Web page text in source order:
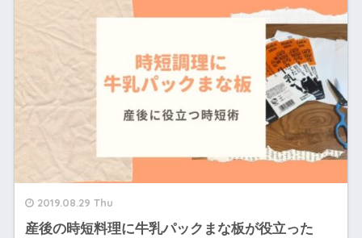
2019.08.29 Thu
産後の時短料理に牛乳パックまな板が役立った